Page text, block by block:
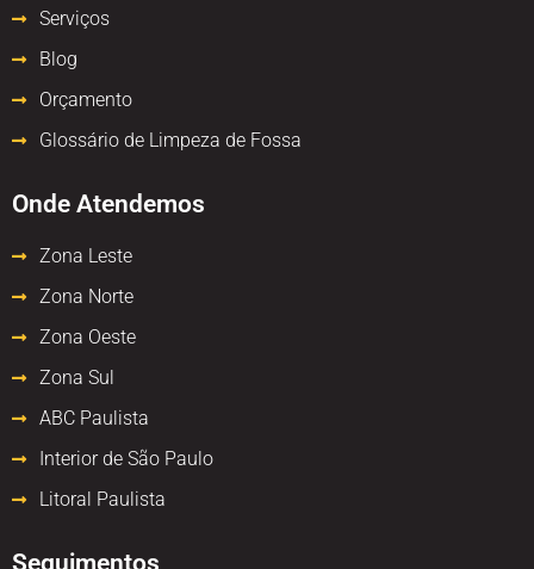
Serviços
Blog
Orçamento
Glossário de Limpeza de Fossa
Onde Atendemos
Zona Leste
Zona Norte
Zona Oeste
Zona Sul
ABC Paulista
Interior de São Paulo
Litoral Paulista
Seguimentos